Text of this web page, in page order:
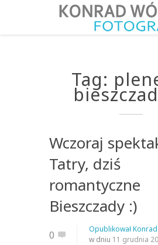
Tag:
Wczoraj
Tatry, dziś
romantyczne
Bieszczady :)
0 OpublikowałKonrad
w dniu 11 grudnia